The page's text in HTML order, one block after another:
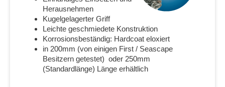
Herausnehmen
Kugelgelagerter Griff
Leichte geschmiedete Konstruktion
Korrosionsbeständig: Hardcoat eloxiert
in 200mm (von einigen First / Seascape
Besitzern getestet) oder 250mm
(Standardlänge) Länge erhältlich